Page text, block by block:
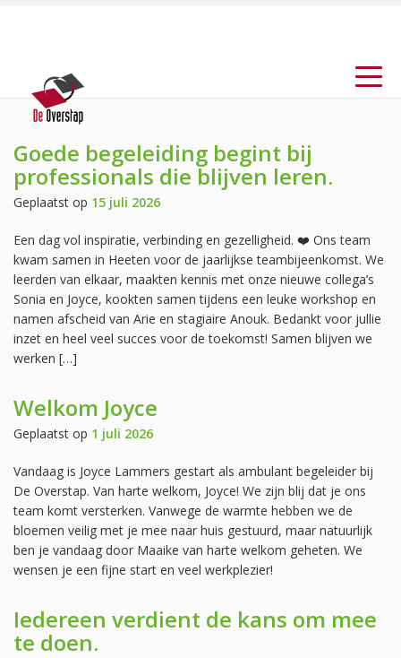
Goede begeleiding begint bij
professionals die blijven leren.
Geplaatst op 15 juli 2026
Een dag vol inspiratie, verbinding en gezelligheid. ❤️ Ons team
kwam samen in Heeten voor de jaarlijkse teambijeenkomst. We
leerden van elkaar, maakten kennis met onze nieuwe collega’s
Sonia en Joyce, kookten samen tijdens een leuke workshop en
namen afscheid van Arie en stagiaire Anouk. Bedankt voor jullie
inzet en heel veel succes voor de toekomst! Samen blijven we
werken […]
Welkom Joyce
Geplaatst op 1 juli 2026
Vandaag is Joyce Lammers gestart als ambulant begeleider bij
De Overstap. Van harte welkom, Joyce! We zijn blij dat je ons
team komt versterken. Vanwege de warmte hebben we de
bloemen veilig met je mee naar huis gestuurd, maar natuurlijk
ben je vandaag door Maaike van harte welkom geheten. We
wensen je een fijne start en veel werkplezier!
Iedereen verdient de kans om mee
te doen.